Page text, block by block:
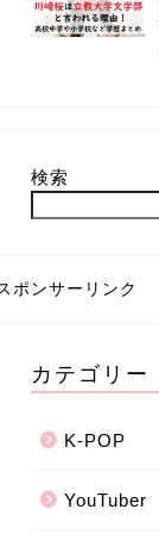
検索
ポンサーリンク
カテゴリー
K-POP
YouTuber